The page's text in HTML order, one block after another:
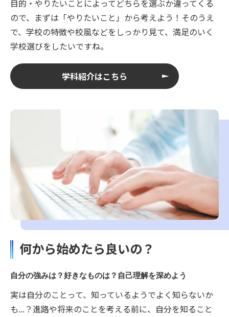
目的・やりたいことによってどちらを選ぶか違ってくる
ので、まずは「やりたいこと」から考えよう！そのうえ
で、学校の特徴や校風などをしっかり見て、満足のいく
学校選びをしたいですね。
学科紹介はこちら
何から始めたら良いの？
自分の強みは？好きなものは？自己理解を深めよう
実は自分のことって、知っているようでよく知らないか
も...？進路や将来のことを考える前に、自分を知ること